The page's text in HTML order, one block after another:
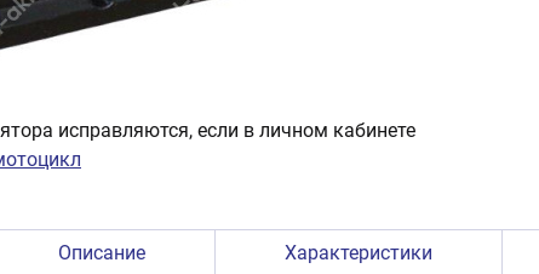
исправляются, если в личном кабинете
Описание Характеристики